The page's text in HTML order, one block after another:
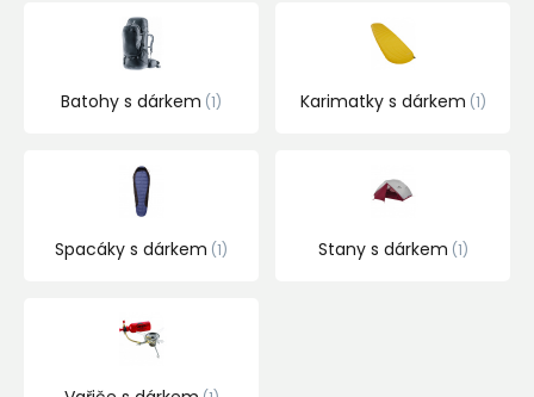
Batohy s dárkem 1 Karimatky s dárkem 1
Spacáky s dárkem 1 Stany s dárkem 1